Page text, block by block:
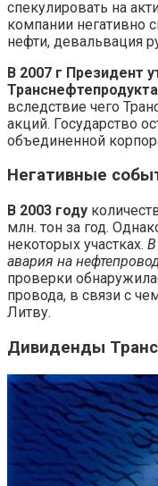
спекулировать на
компании негативно
нефти, девальвация
В 2007 г Президент
Транснефтепродукта
вследствие чего
акций. Государство
объединенной
Негативные
В 2003 году
млн. тон за год.
некоторых участках. В
авария на
проверки
провода, в связи с
Литву.
Дивиденды